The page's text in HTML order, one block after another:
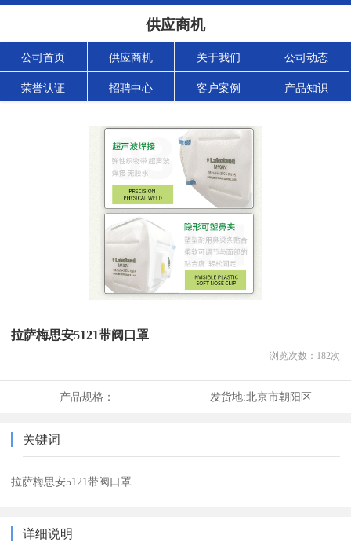
供应商机
公司首页 供应商机 关于我们 公司动态
荣誉认证 招聘中心 客户案例 产品知识
拉萨梅思安5121带阀口罩
浏览次数： 182次
产品规格： 发货地:北京市朝阳区
关键词
拉萨梅思安5121带阀口罩
详细说明